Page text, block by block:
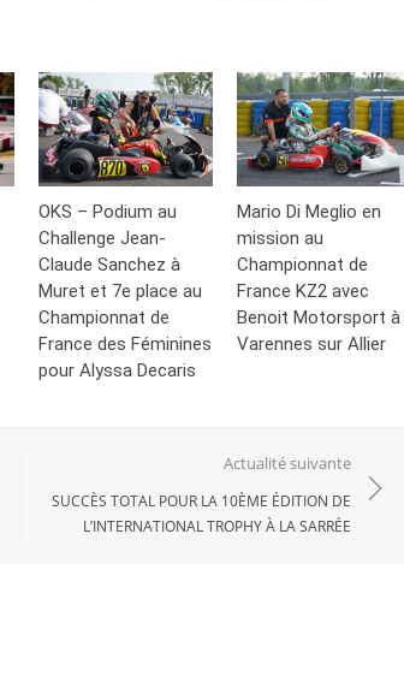
OKS – Podium au
Challenge Jean-
Claude Sanchez à
Muret et 7e place au
Championnat de
France des Féminines
pour Alyssa Decaris
Mario Di Meglio en
mission au
Championnat de
France KZ2 avec
Benoit Motorsport à
Varennes sur Allier
Actualité suivante
SUCCÈS TOTAL POUR LA 10ÈME ÉDITION DE
L’INTERNATIONAL TROPHY À LA SARRÉE